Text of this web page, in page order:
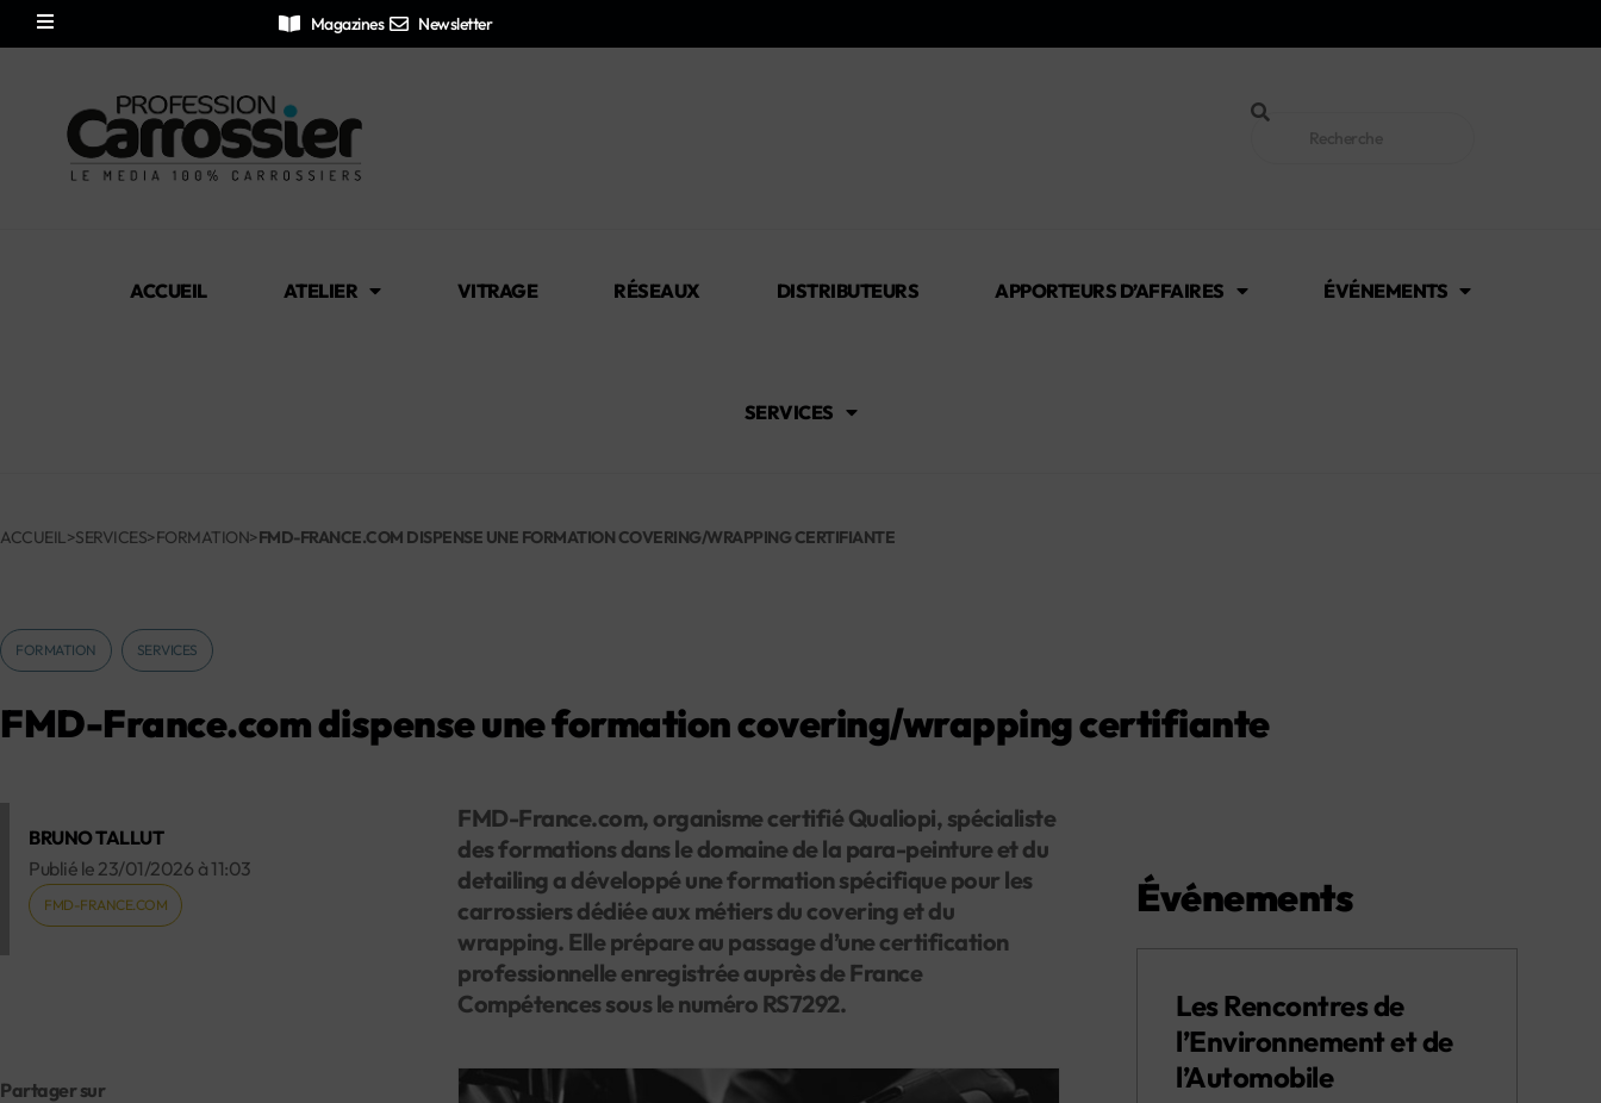
Magazines Newsletter
ACCUEIL ATELIER VITRAGE RÉSEAUX DISTRIBUTEURS APPORTEURS D’AFFAIRES ÉVÉNEMENTS
SERVICES
ACCUEIL >SERVICES>FORMATION>FMD-FRANCE.COM DISPENSE UNE FORMATION COVERING/WRAPPING CERTIFIANTE
FORMATION SERVICES
FMD-France.com dispense une formation covering/wrapping certifiante
BRUNO TALLUT
Publié le 23/01/2026 à 11:03
FMD-FRANCE.COM
Partager sur
FMD-France.com, organisme certifié Qualiopi, spécialiste
des formations dans le domaine de la para-peinture et du
detailing a développé une formation spécifique pour les
carrossiers dédiée aux métiers du covering et du
wrapping. Elle prépare au passage d’une certification
professionnelle enregistrée auprès de France
Compétences sous le numéro RS7292.
Événements
Les Rencontres de
l’Environnement et de
l’Automobile